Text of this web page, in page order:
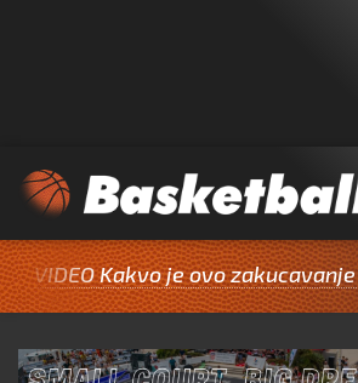
Kakvo je ovo zakucavanje